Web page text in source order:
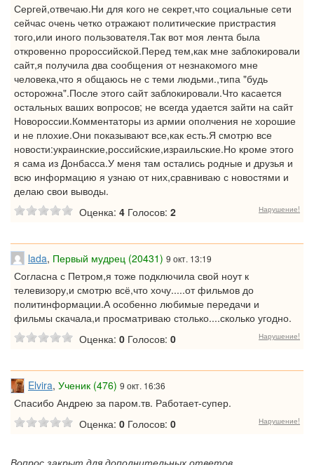
Сергей,отвечаю.Ни для кого не секрет,что социальные сети
сейчас очень четко отражают политические пристрастия
того,или иного пользователя.Так вот моя лента была
откровенно пророссийской.Перед тем,как мне заблокировали
сайт,я получила два сообщения от незнакомого мне
человека,что я общаюсь не с теми людьми.,типа "будь
осторожна".После этого сайт заблокировали.Что касается
остальных ваших вопросов; не всегда удается зайти на сайт
Новороссии.Комментаторы из армии ополчения не хорошие
и не плохие.Они показывают все,как есть.Я смотрю все
новости:украинские,российские,израильские.Но кроме этого
я сама из Донбасса.У меня там остались родные и друзья и
всю информацию я узнаю от них,сравниваю с новостями и
делаю свои выводы.
Оценка: 4 Голосов: 2 Нарушение!
lada, Первый мудрец (20431) 9 окт. 13:19
Согласна с Петром,я тоже подключила свой ноут к
телевизору,и смотрю всё,что хочу.....от фильмов до
политинформации.А особенно любимые передачи и
фильмы скачала,и просматриваю столько....сколько угодно.
Оценка: 0 Голосов: 0 Нарушение!
Elvira, Ученик (476) 9 окт. 16:36
Спасибо Андрею за паром.тв. Работает-супер.
Оценка: 0 Голосов: 0 Нарушение!
Вопрос закрыт для дополнительных ответов